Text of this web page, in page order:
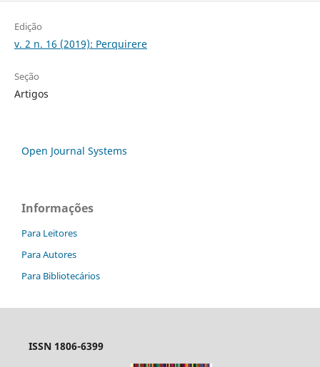
Edição
v. 2 n. 16 (2019): Perquirere
Seção
Artigos
Open Journal Systems
Informações
Para Leitores
Para Autores
Para Bibliotecários
ISSN 1806-6399